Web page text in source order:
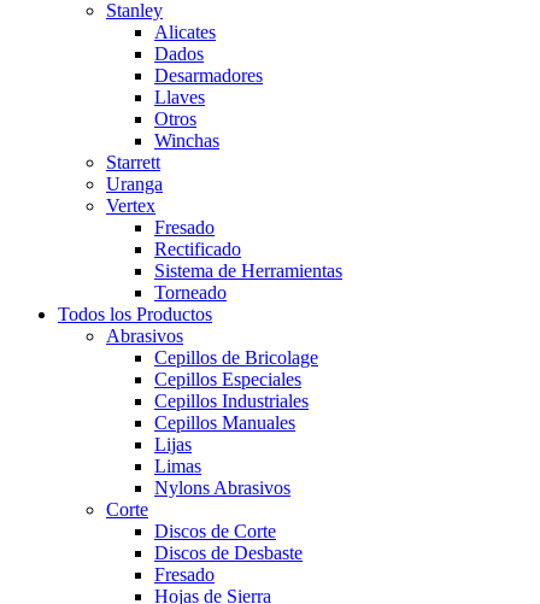
Stanley
Alicates
Dados
Desarmadores
Llaves
Otros
Winchas
Starrett
Uranga
Vertex
Fresado
Rectificado
Sistema de Herramientas
Torneado
Todos los Productos
Abrasivos
Cepillos de Bricolage
Cepillos Especiales
Cepillos Industriales
Cepillos Manuales
Lijas
Limas
Nylons Abrasivos
Corte
Discos de Corte
Discos de Desbaste
Fresado
Hojas de Sierra